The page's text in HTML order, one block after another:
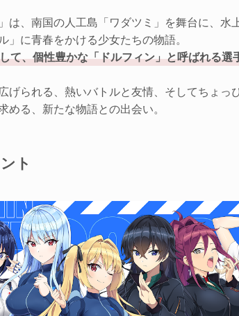
は、南国の人工島「ワダツミ」を舞台に、水
」に青春をかける少女たちの物語。
て、個性豊かな「ドルフィン」と呼ばれる選
げられる、熱いバトルと友情、そしてちょ
める、新たな物語との出会い。
ト